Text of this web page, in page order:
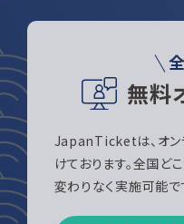
無料
JapanTicketは、オン
けております。全国ど
変わりなく実施可能で